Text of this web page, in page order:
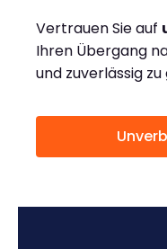
Vertrauen Sie auf
Ihren Übergang
und zuverlässig